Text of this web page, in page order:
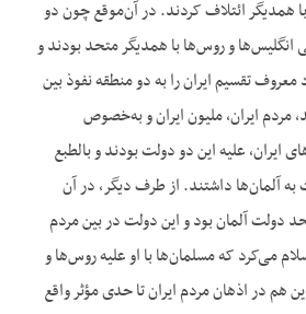
همدیگر ائتلاف کردند. در آن‌‌موقع چون دو
انگلیس‌‌ها و روس‌‌ها با همدیگر متحد بودند و
قرارداد معروف تقسیم ایران را به دو منطقه نفوذ بین
مردم ایران، ملیون ایران و به‌‌خصوص
ایران، علیه این دو دولت بودند و بالطبع
آلمان‌‌ها داشتند. از طرف دیگر، در آن
دولت آلمان بود و این دولت در بین مردم
می‌‌کرد که مسلمان‌‌ها با او علیه روس‌‌ها و
هم در اذهان مردم ایران تا حدی مؤثر واقع